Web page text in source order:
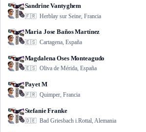
Sandrine Vantyghem
🇫🇷 Herblay sur Seine, Francia
Maria Jose Baños Martínez
🇪🇸 Cartagena, España
Magdalena Oses Monteagudo
🇪🇸 Oliva de Mérida, España
Payet M
🇫🇷 Quimper, Francia
Stefanie Franke
🇩🇪 Bad Griesbach i.Rottal, Alemania